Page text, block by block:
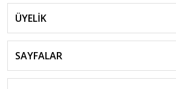
ÜYELİK
SAYFALAR